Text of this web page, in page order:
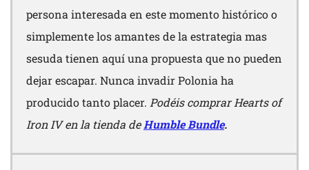
persona interesada en este momento histórico o
simplemente los amantes de la estrategia mas
sesuda tienen aquí una propuesta que no pueden
dejar escapar. Nunca invadir Polonia ha
producido tanto placer. Podéis comprar Hearts of
Iron IV en la tienda deHumble Bundle.